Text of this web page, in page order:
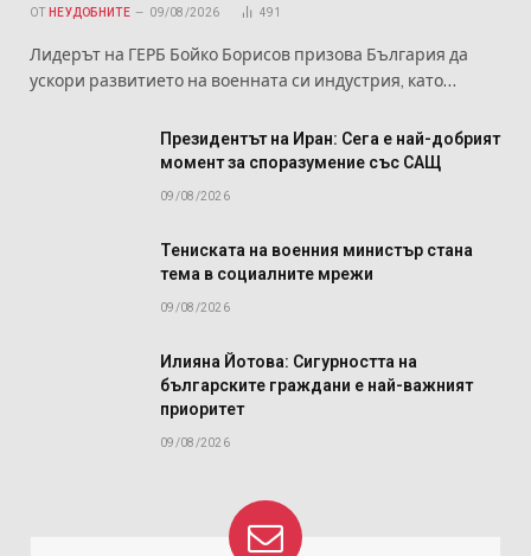
ОТ НЕУДОБНИТЕ 09/08/2026 491
Лидерът на ГЕРБ Бойко Борисов призова България да
ускори развитието на военната си индустрия, като…
Президентът на Иран: Сега е най-добрият
момент за споразумение със САЩ
09/08/2026
Тениската на военния министър стана
тема в социалните мрежи
09/08/2026
Илияна Йотова: Сигурността на
българските граждани е най-важният
приоритет
09/08/2026